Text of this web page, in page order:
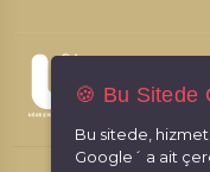
© 2026,
🍪 Bu Sitede
Bu sitede,
Google´ a ait